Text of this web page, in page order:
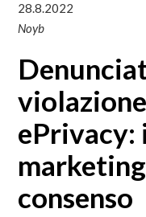
28.8.2022
Noyb
ePrivacy:
consenso